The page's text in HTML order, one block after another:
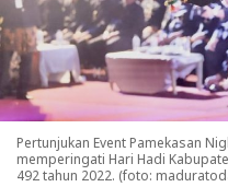
Pertunjukan Event Pamekasan
memperingati Hari Hadi
492 tahun 2022. (foto: